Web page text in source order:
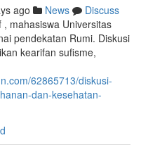
ago News
Discuss
mahasiswa Universitas
pendekatan Rumi. Diskusi
kearifan sufisme,
62865713/diskusi-
dan-kesehatan-